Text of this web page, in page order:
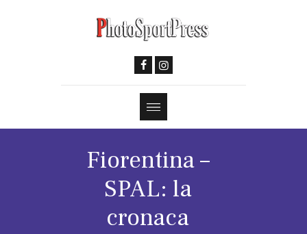
Fiorentina –
SPAL: la
cronaca